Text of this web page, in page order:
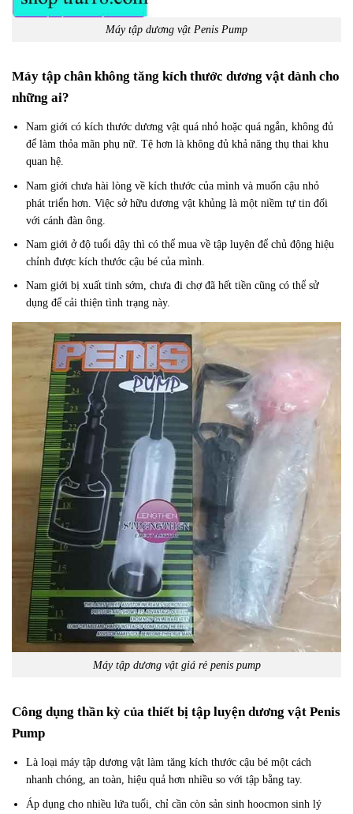
Máy tập dương vật Penis Pump
Máy tập chân không tăng kích thước dương vật dành cho
những ai?
Nam giới có kích thước dương vật quá nhỏ hoặc quá ngắn, không đủ
để làm thỏa mãn phụ nữ. Tệ hơn là không đủ khả năng thụ thai khu
quan hệ.
Nam giới chưa hài lòng về kích thước của mình và muốn cậu nhỏ
phát triển hơn. Việc sở hữu dương vật khủng là một niềm tự tin đối
với cánh đàn ông.
Nam giới ở độ tuổi dậy thì có thể mua về tập luyện để chủ động hiệu
chỉnh được kích thước cậu bé của mình.
Nam giới bị xuất tinh sớm, chưa đi chợ đã hết tiền cũng có thể sử
dụng để cải thiện tình trạng này.
Máy tập dương vật giá rẻ penis pump
Công dụng thần kỳ của thiết bị tập luyện dương vật Penis
Pump
Là loại máy tập dương vật làm tăng kích thước cậu bé một cách
nhanh chóng, an toàn, hiệu quả hơn nhiều so với tập bằng tay.
Áp dụng cho nhiều lứa tuổi, chỉ cần còn sản sinh hoocmon sinh lý